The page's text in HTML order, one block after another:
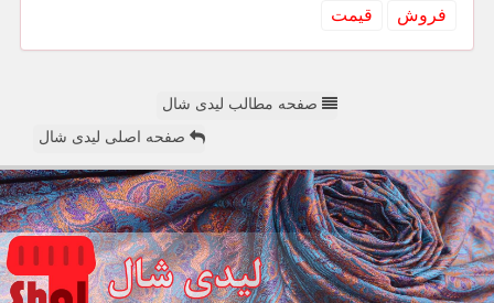
فروش
قیمت
صفحه مطالب لیدی شال
صفحه اصلی لیدی شال